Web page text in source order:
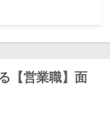
【営業職】面